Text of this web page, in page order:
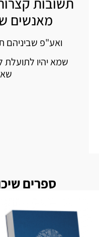
מאנשים
ואע"פ שביניהם
שמא יהיו לתועלת
ספרים